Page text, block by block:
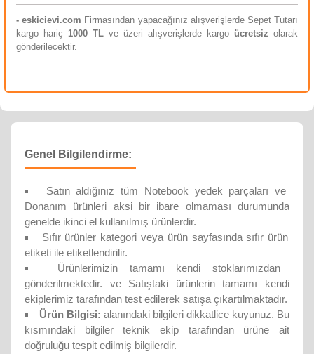
-eskicievi.com Firmasından yapacağınız alışverişlerde Sepet Tutarı
kargo hariç1000 TL ve üzeri alışverişlerde kargo ücretsiz olarak
gönderilecektir.
Genel Bilgilendirme:
Satın aldığınız tüm Notebook yedek parçaları ve
Donanım ürünleri aksi bir ibare olmaması durumunda
genelde ikinci el kullanılmış ürünlerdir.
Sıfır ürünler kategori veya ürün sayfasında sıfır ürün
etiketi ile etiketlendirilir.
Ürünlerimizin tamamı kendi stoklarımızdan
gönderilmektedir. ve Satıştaki ürünlerin tamamı kendi
ekiplerimiz tarafından test edilerek satışa çıkartılmaktadır.
Ürün Bilgisi: alanındaki bilgileri dikkatlice kuyunuz. Bu
kısmındaki bilgiler teknik ekip tarafından ürüne ait
doğruluğu tespit edilmiş bilgilerdir.